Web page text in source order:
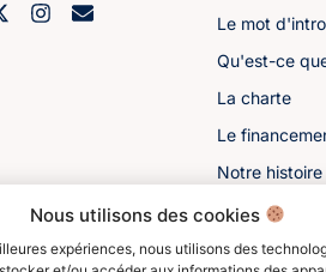
Nous utilisons des cookies
expériences, nous utilisons des
Le mot
Qu'est-ce
La charte
Le
Notre histoire
Les sénateurs